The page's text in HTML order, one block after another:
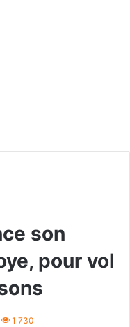
son
pour vol
1 730